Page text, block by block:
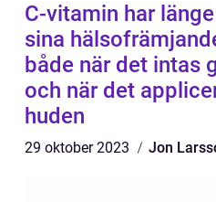
C-vitamin har
sina
både när det intas
och när det
huden
29 oktober 2023 Jon